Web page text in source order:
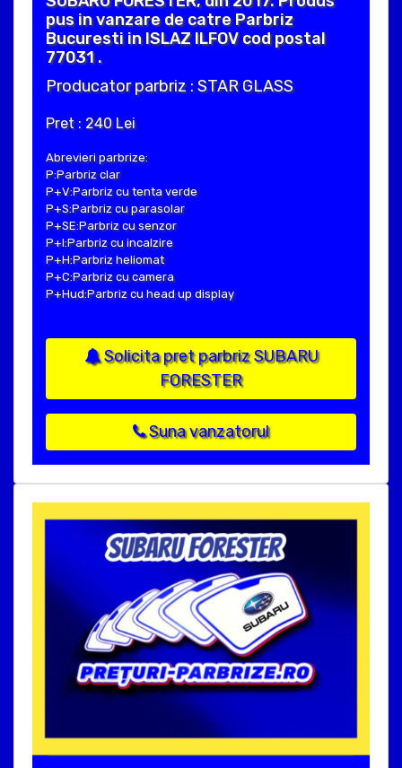
pus in vanzare de catre Parbriz
Bucuresti in ISLAZ ILFOV cod postal
77031 .
Producator parbriz : STAR GLASS
Pret : 240 Lei
Abrevieri parbrize:
P:Parbriz clar
P+V:Parbriz cu tenta verde
P+S:Parbriz cu parasolar
P+SE:Parbriz cu senzor
P+I:Parbriz cu incalzire
P+H:Parbriz heliomat
P+C:Parbriz cu camera
P+Hud:Parbriz cu head up display
Solicita pret parbriz SUBARU
FORESTER
Suna vanzatorul